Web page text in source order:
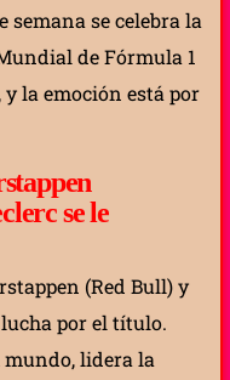
semana se celebra la
de Fórmula 1
y la emoción está por
se le
(Red Bull) y
por el título.
mundo, lidera la